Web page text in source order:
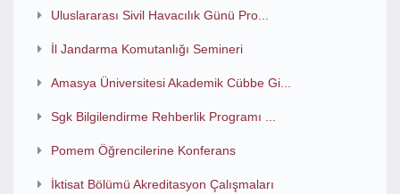
Uluslararası Sivil Havacılık Günü Pro...
İl Jandarma Komutanlığı Semineri
Amasya Üniversitesi Akademik Cübbe Gi...
Sgk Bilgilendirme Rehberlik Programı ...
Pomem Öğrencilerine Konferans
İktisat Bölümü Akreditasyon Çalışmaları